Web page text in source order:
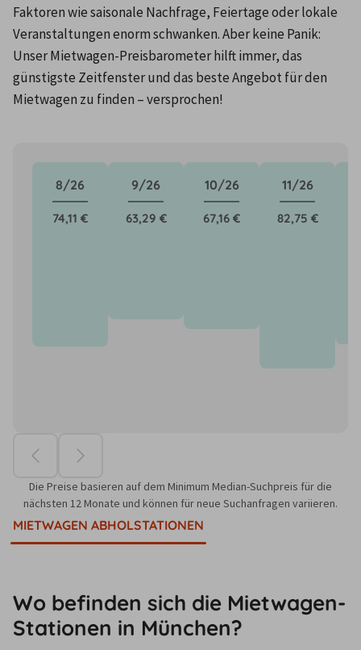
Faktoren wie saisonale Nachfrage, Feiertage oder lokale
Veranstaltungen enorm schwanken. Aber keine Panik:
Unser Mietwagen-Preisbarometer hilft immer, das
günstigste Zeitfenster und das beste Angebot für den
Mietwagen zu finden – versprochen!
8/26
74,11 €
9/26
63,29 €
10/26
67,16 €
11/26
82,75 €
Die Preise basieren auf dem Minimum Median-Suchpreis für die
nächsten 12 Monate und können für neue Suchanfragen variieren.
MIETWAGEN ABHOLSTATIONEN
Wo befinden sich die Mietwagen-
Stationen in München?